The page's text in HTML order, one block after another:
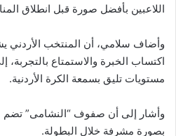
اللاعبين بأفضل صورة قبل انطلاق
وأضاف سلامي، أن المنتخب الأردني
اكتساب الخبرة والاستمتاع
مستويات تليق بسمعة الكرة الأردنية.
وأشار إلى أن صفوف “النشامى” تضم
بصورة مشرفة خلال البطولة.